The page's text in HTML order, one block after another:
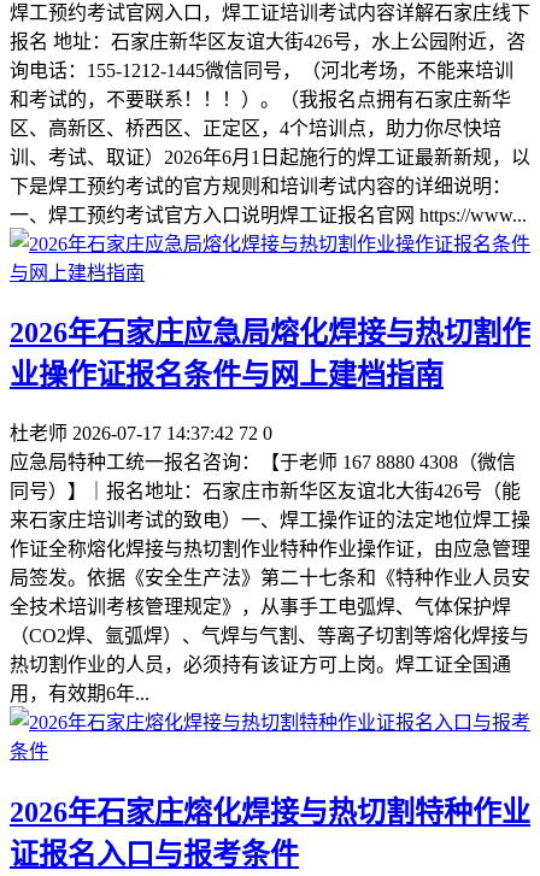
焊工预约考试官网入口，焊工证培训考试内容详解石家庄线下
报名 地址：石家庄新华区友谊大街426号，水上公园附近，咨
询电话：155-1212-1445微信同号，（河北考场，不能来培训
和考试的，不要联系！！！）。（我报名点拥有石家庄新华
区、高新区、桥西区、正定区，4个培训点，助力你尽快培
训、考试、取证）2026年6月1日起施行的焊工证最新新规，以
下是焊工预约考试的官方规则和培训考试内容的详细说明：
一、焊工预约考试官方入口说明焊工证报名官网 https://www...
2026年石家庄应急局熔化焊接与热切割作
业操作证报名条件与网上建档指南
杜老师 2026-07-17 14:37:42 72 0
应急局特种工统一报名咨询：【于老师 167 8880 4308（微信
同号）】｜报名地址：石家庄市新华区友谊北大街426号（能
来石家庄培训考试的致电）一、焊工操作证的法定地位焊工操
作证全称熔化焊接与热切割作业特种作业操作证，由应急管理
局签发。依据《安全生产法》第二十七条和《特种作业人员安
全技术培训考核管理规定》，从事手工电弧焊、气体保护焊
（CO2焊、氩弧焊）、气焊与气割、等离子切割等熔化焊接与
热切割作业的人员，必须持有该证方可上岗。焊工证全国通
用，有效期6年...
2026年石家庄熔化焊接与热切割特种作业
证报名入口与报考条件